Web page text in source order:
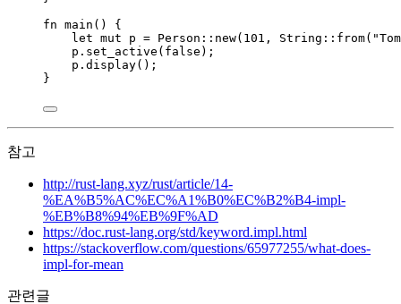
fn main () {
let mut p = Person :: new( 101 , String :: from( "Tom
p . set_active ( false );
p . display();
}
참고
http://rust-lang.xyz/rust/article/14-
%EA%B5%AC%EC%A1%B0%EC%B2%B4-impl-
%EB%B8%94%EB%9F%AD
https://doc.rust-lang.org/std/keyword.impl.html
https://stackoverflow.com/questions/65977255/what-does-
impl-for-mean
관련글